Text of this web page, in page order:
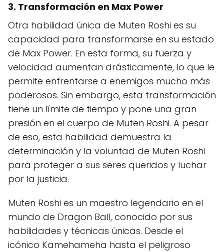
3. Transformación en Max Power
Otra habilidad única de Muten Roshi es su
capacidad para transformarse en su estado
de Max Power. En esta forma, su fuerza y
velocidad aumentan drásticamente, lo que le
permite enfrentarse a enemigos mucho más
poderosos. Sin embargo, esta transformación
tiene un límite de tiempo y pone una gran
presión en el cuerpo de Muten Roshi. A pesar
de eso, esta habilidad demuestra la
determinación y la voluntad de Muten Roshi
para proteger a sus seres queridos y luchar
por la justicia.
Muten Roshi es un maestro legendario en el
mundo de Dragon Ball, conocido por sus
habilidades y técnicas únicas. Desde el
icónico Kamehameha hasta el peligroso